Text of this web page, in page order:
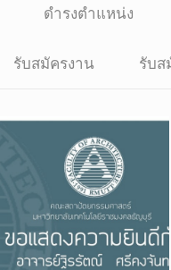
ดำรงตำแหน่ง
รับสมัครงาน รับส